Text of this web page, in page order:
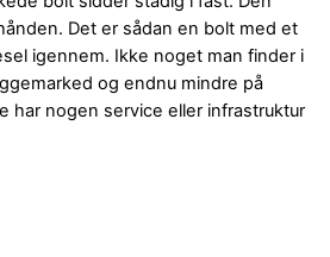
Det er sådan en bolt med et
igennem. Ikke noget man finder i
og endnu mindre på
har nogen service eller infrastruktur